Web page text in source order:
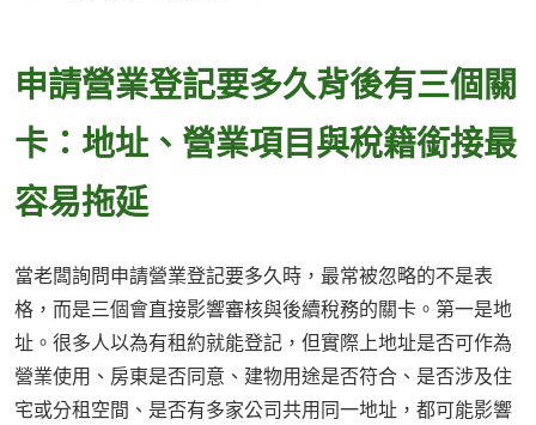
申請營業登記要多久背後有三個關
卡：地址、營業項目與稅籍銜接最
容易拖延
當老闆詢問申請營業登記要多久時，最常被忽略的不是表
格，而是三個會直接影響審核與後續稅務的關卡。第一是地
址。很多人以為有租約就能登記，但實際上地址是否可作為
營業使用、房東是否同意、建物用途是否符合、是否涉及住
宅或分租空間、是否有多家公司共用同一地址，都可能影響